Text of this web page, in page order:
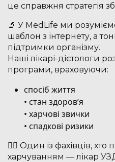
це справжня стратегія
🔬 У MedLife ми
шаблон з інтернету, а
підтримки організму.
Наші лікарі-дієтологи
програми, враховуючи:
спосіб життя
• стан здоров’я
• харчові звички
• спадкові ризики
👩‍⚕️ Один із фахівців,
харчуванням — лікар